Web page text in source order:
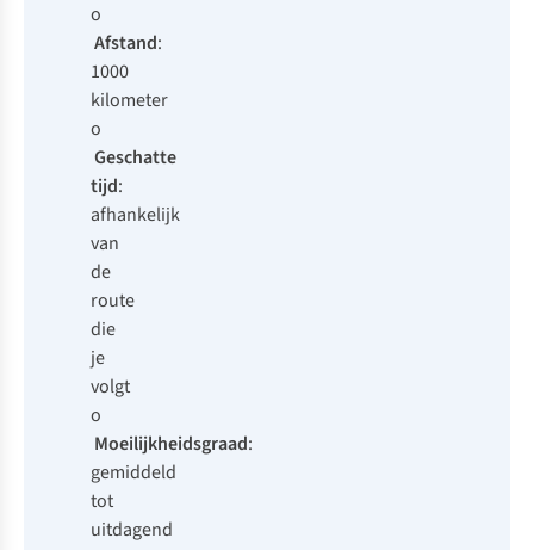
o
Afstand:
1000
kilometer
o
Geschatte
tijd:
afhankelijk
van
de
route
die
je
volgt
o
Moeilijkheidsgraad:
gemiddeld
tot
uitdagend